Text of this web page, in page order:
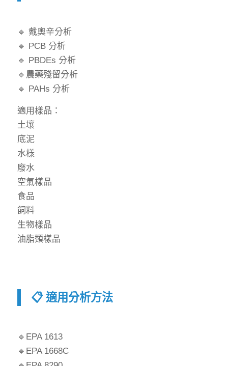
🔹 戴奧辛分析
🔹 PCB 分析
🔹 PBDEs 分析
🔹農藥殘留分析
🔹 PAHs 分析
適用樣品：
土壤
底泥
水樣
廢水
空氣樣品
食品
飼料
生物樣品
油脂類樣品
📋 適用分析方法
🔹EPA 1613
🔹EPA 1668C